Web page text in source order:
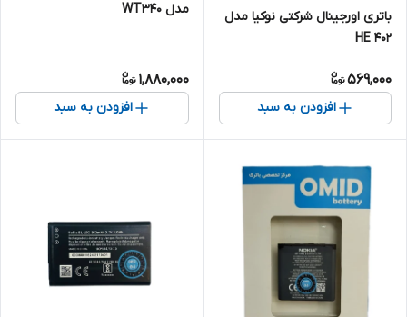
باتری اورجینال شرکتی نوکیا مدل
HE 402
569,000
افزودن به سبد
مدل WT340
1,880,000
افزودن به سبد